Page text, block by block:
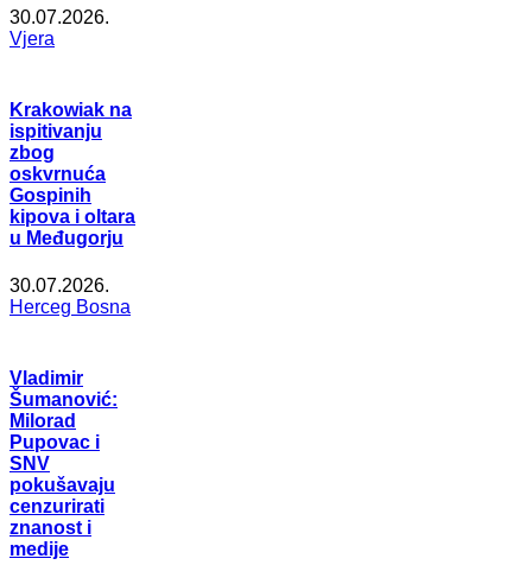
30.07.2026.
Vjera
Krakowiak na
ispitivanju
zbog
oskvrnuća
Gospinih
kipova i oltara
u Međugorju
30.07.2026.
Herceg Bosna
Vladimir
Šumanović:
Milorad
Pupovac i
SNV
pokušavaju
cenzurirati
znanost i
medije